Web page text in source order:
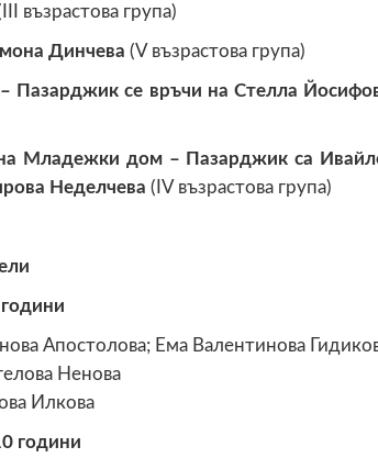
възрастова група)
Динчева (V възрастова група)
Пазарджик се връчи на Стелла
Младежки дом – Пазарджик са
Неделчева (IV възрастова група)
години
Апостолова; Ема Валентинова
Ненова
Илкова
години